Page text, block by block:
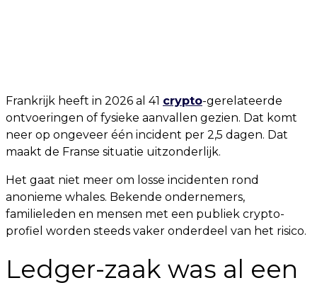
Frankrijk heeft in 2026 al 41 crypto-gerelateerde
ontvoeringen of fysieke aanvallen gezien. Dat komt
neer op ongeveer één incident per 2,5 dagen. Dat
maakt de Franse situatie uitzonderlijk.
Het gaat niet meer om losse incidenten rond
anonieme whales. Bekende ondernemers,
familieleden en mensen met een publiek crypto-
profiel worden steeds vaker onderdeel van het risico.
Ledger-zaak was al een